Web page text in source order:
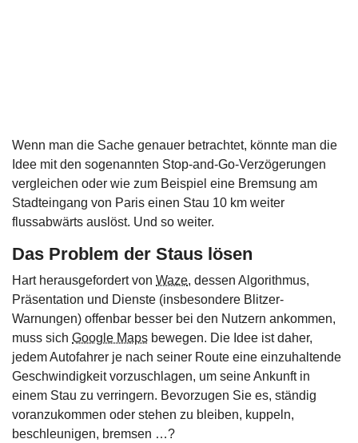
Wenn man die Sache genauer betrachtet, könnte man die
Idee mit den sogenannten Stop-and-Go-Verzögerungen
vergleichen oder wie zum Beispiel eine Bremsung am
Stadteingang von Paris einen Stau 10 km weiter
flussabwärts auslöst. Und so weiter.
Das Problem der Staus lösen
Hart herausgefordert von Waze, dessen Algorithmus,
Präsentation und Dienste (insbesondere Blitzer-
Warnungen) offenbar besser bei den Nutzern ankommen,
muss sich Google Maps bewegen. Die Idee ist daher,
jedem Autofahrer je nach seiner Route eine einzuhaltende
Geschwindigkeit vorzuschlagen, um seine Ankunft in
einem Stau zu verringern. Bevorzugen Sie es, ständig
voranzukommen oder stehen zu bleiben, kuppeln,
beschleunigen, bremsen …?